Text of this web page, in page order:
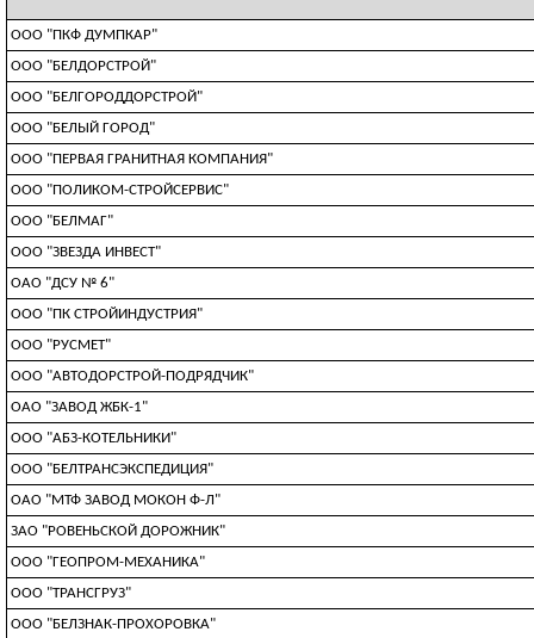
ООО "ПКФ ДУМПКАР"
ООО "БЕЛДОРСТРОЙ"
ООО "БЕЛГОРОДДОРСТРОЙ"
ООО "БЕЛЫЙ ГОРОД"
ООО "ПЕРВАЯ ГРАНИТНАЯ КОМПАНИЯ"
ООО "ПОЛИКОМ-СТРОЙСЕРВИС"
ООО "БЕЛМАГ"
ООО "ЗВЕЗДА ИНВЕСТ"
ОАО "ДСУ № 6"
ООО "ПК СТРОЙИНДУСТРИЯ"
ООО "РУСМЕТ"
ООО "АВТОДОРСТРОЙ-ПОДРЯДЧИК"
ОАО "ЗАВОД ЖБК-1"
ООО "АБЗ-КОТЕЛЬНИКИ"
ООО "БЕЛТРАНСЭКСПЕДИЦИЯ"
ОАО "МТФ ЗАВОД МОКОН Ф-Л"
ЗАО "РОВЕНЬСКОЙ ДОРОЖНИК"
ООО "ГЕОПРОМ-МЕХАНИКА"
ООО "ТРАНСГРУЗ"
ООО "БЕЛЗНАК-ПРОХОРОВКА"